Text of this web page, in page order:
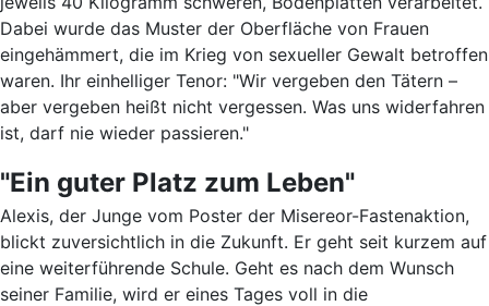
Dabei wurde das Muster der Oberfläche von Frauen
eingehämmert, die im Krieg von sexueller Gewalt betroffen
waren. Ihr einhelliger Tenor: "Wir vergeben den Tätern –
aber vergeben heißt nicht vergessen. Was uns widerfahren
ist, darf nie wieder passieren."
"Ein guter Platz zum Leben"
Alexis, der Junge vom Poster der Misereor-Fastenaktion,
blickt zuversichtlich in die Zukunft. Er geht seit kurzem auf
eine weiterführende Schule. Geht es nach dem Wunsch
seiner Familie, wird er eines Tages voll in die